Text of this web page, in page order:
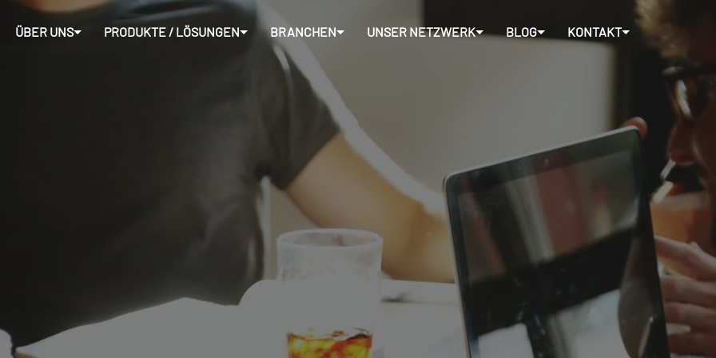
ÜBER UNS PRODUKTE / LÖSUNGEN BRANCHEN UNSER NETZWERK BLOG KONTAKT